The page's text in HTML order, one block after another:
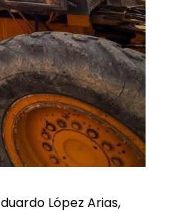
López Arias,